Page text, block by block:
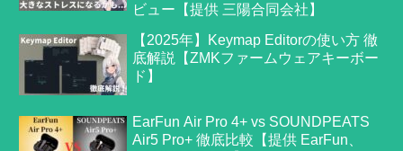
ビュー【提供 三陽合同会社】
【2025年】Keymap Editorの使い方 徹
底解説【ZMKファームウェアキーボー
ド】
EarFun Air Pro 4+ vs SOUNDPEATS
Air5 Pro+ 徹底比較【提供 EarFun、